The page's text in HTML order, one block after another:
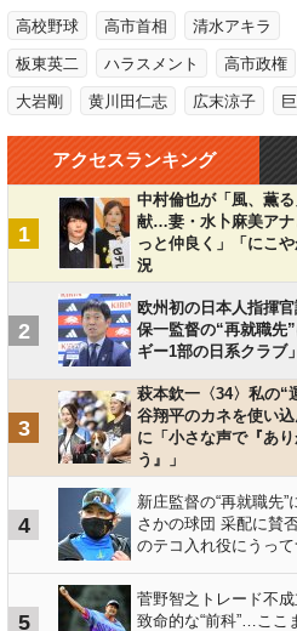
高校野球 高市首相 清水アキラ
板東英二 ハラスメント 高市政権
大岩剛 黄川田仁志 広末涼子
アクセスランキング
1
中村倫也が「風、薫
献…妻・水卜麻美アナ
っと仲良く」「にこ
況
2
欧州初の日本人指揮
保一監督の“再就職先
ギー1部の日系クラブ
3
萩本欽一〈34〉私の
谷翔平のカネを使い
に「小さな声で『あり
う』」
4
新庄監督の“再就職先”
さかの球団 采配に賛
のテコ入れ役にうって
5
菅野智之トレード不
致命的な“前科”…ここ